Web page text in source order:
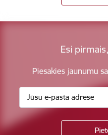
Esi
Piesakies jaunumu